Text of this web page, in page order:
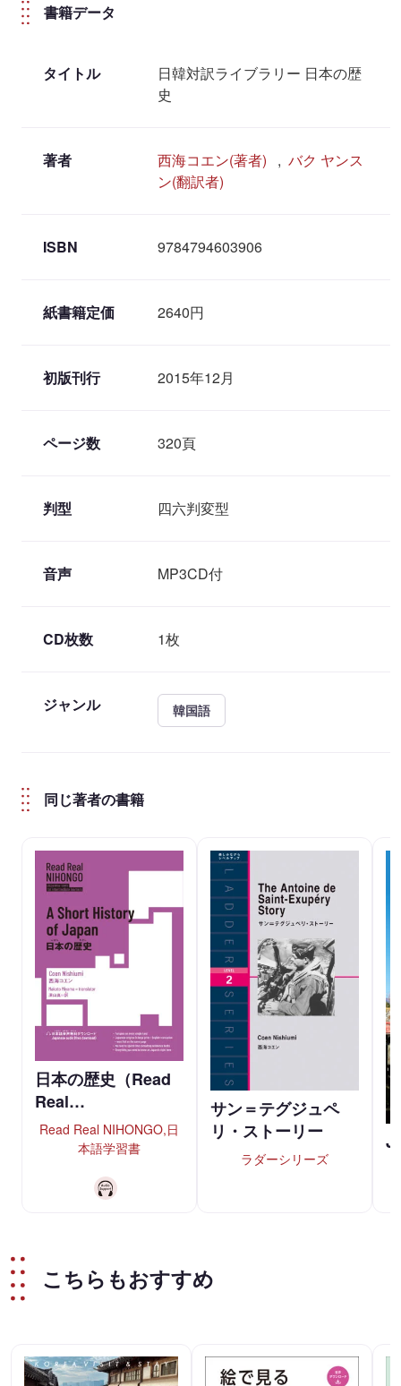
書籍データ
タイトル
日韓対訳ライブラリー 日本の歴
史
著者 西海コエン(著者) , バク ヤンス
ン(翻訳者)
ISBN 9784794603906
紙書籍定価 2640円
初版刊行 2015年12月
ページ数 320頁
判型 四六判変型
音声 MP3CD付
CD枚数 1枚
ジャンル 韓国語
同じ著者の書籍
日本の歴史（Read
Real…
Read Real NIHONGO,日
本語学習書
サン＝テグジュペ
リ・ストーリー
ラダーシリーズ
こちらもおすすめ